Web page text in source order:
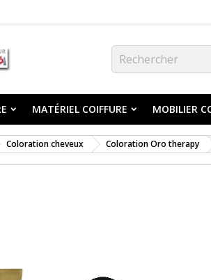
MATÉRIEL COIFFURE MOBILIER
Coloration cheveux Coloration Oro therapy